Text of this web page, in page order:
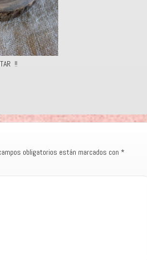
!!
obligatorios están marcados con *